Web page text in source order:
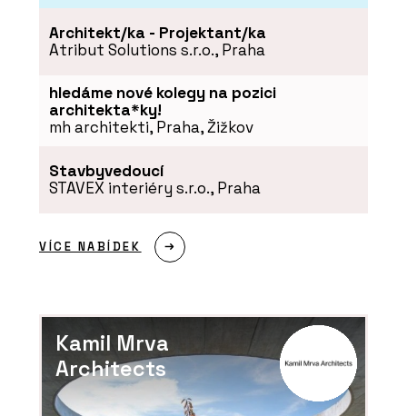
Architekt/ka - Projektant/ka
Atribut Solutions s.r.o., Praha
hledáme nové kolegy na pozici
architekta*ky!
mh architekti, Praha, Žižkov
Stavbyvedoucí
STAVEX interiéry s.r.o., Praha
VÍCE NABÍDEK
Kamil Mrva
Architects